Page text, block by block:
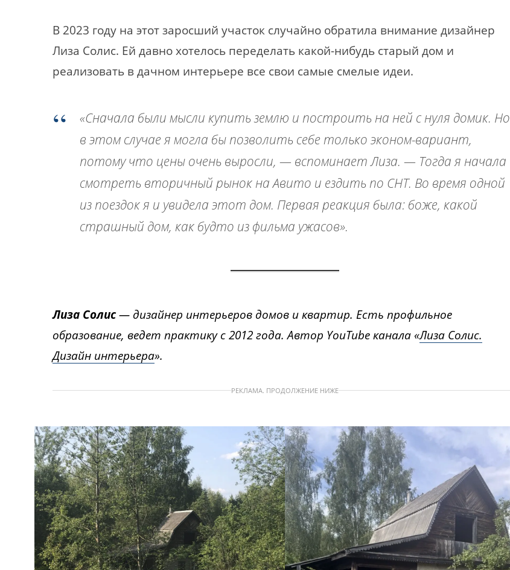
В 2023 году на этот заросший участок случайно обратила внимание дизайнер
Лиза Солис. Ей давно хотелось переделать какой-нибудь старый дом и
реализовать в дачном интерьере все свои самые смелые идеи.
«Сначала были мысли купить землю и построить на ней с нуля домик. Но
в этом случае я могла бы позволить себе только эконом-вариант,
потому что цены очень выросли, — вспоминает Лиза. — Тогда я начала
смотреть вторичный рынок на Авито и ездить по СНТ. Во время одной
из поездок я и увидела этот дом. Первая реакция была: боже, какой
страшный дом, как будто из фильма ужасов».
Лиза Солис— дизайнер интерьеров домов и квартир. Есть профильное
образование, ведет практику с 2012 года. Автор YouTube канала «Лиза Солис.
Дизайн интерьера».
РЕКЛАМА. ПРОДОЛЖЕНИЕ НИЖЕ